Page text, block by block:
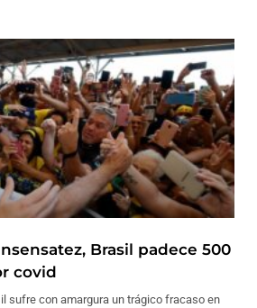
Brasil padece 500
covid
sufre con amargura un trágico fracaso en